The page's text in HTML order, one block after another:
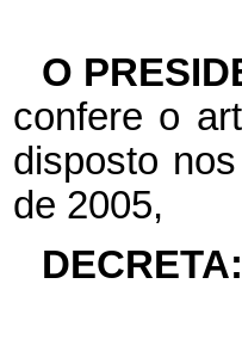
O
confere o
disposto
de 2005,
DECRETA: